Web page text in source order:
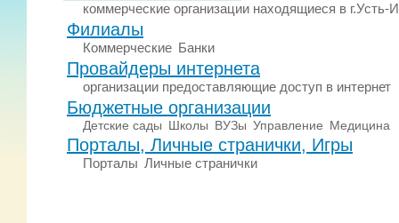
коммерческие организации находящиеся в г.Усть-
Филиалы
Коммерческие Банки
Провайдеры интернета
организации предоставляющие доступ в интернет
Бюджетные организации
Детские сады Школы ВУЗы Управление Медицина
Порталы, Личные странички, Игры
Порталы Личные странички